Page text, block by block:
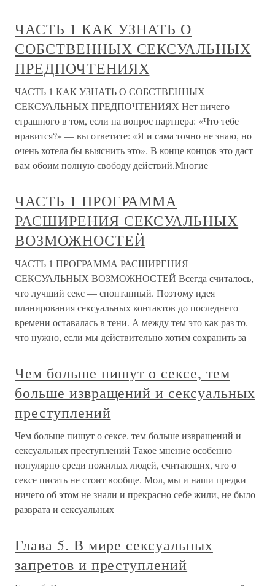
ЧАСТЬ 1 КАК УЗНАТЬ О
СОБСТВЕННЫХ СЕКСУАЛЬНЫХ
ПРЕДПОЧТЕНИЯХ
ЧАСТЬ 1 КАК УЗНАТЬ О СОБСТВЕННЫХ
СЕКСУАЛЬНЫХ ПРЕДПОЧТЕНИЯХ Нет ничего
страшного в том, если на вопрос партнера: «Что тебе
нравится?» — вы ответите: «Я и сама точно не знаю, но
очень хотела бы выяснить это». В конце концов это даст
вам обоим полную свободу действий.Многие
ЧАСТЬ 1 ПРОГРАММА
РАСШИРЕНИЯ СЕКСУАЛЬНЫХ
ВОЗМОЖНОСТЕЙ
ЧАСТЬ 1 ПРОГРАММА РАСШИРЕНИЯ
СЕКСУАЛЬНЫХ ВОЗМОЖНОСТЕЙ Всегда считалось,
что лучший секс — спонтанный. Поэтому идея
планирования сексуальных контактов до последнего
времени оставалась в тени. А между тем это как раз то,
что нужно, если мы действительно хотим сохранить за
Чем больше пишут о сексе, тем
больше извращений и сексуальных
преступлений
Чем больше пишут о сексе, тем больше извращений и
сексуальных преступлений Такое мнение особенно
популярно среди пожилых людей, считающих, что о
сексе писать не стоит вообще. Мол, мы и наши предки
ничего об этом не знали и прекрасно себе жили, не было
разврата и сексуальных
Глава 5. В мире сексуальных
запретов и преступлений